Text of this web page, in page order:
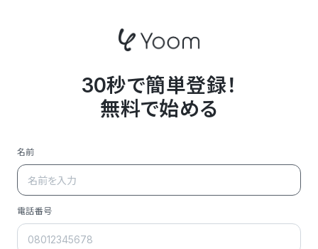
30秒で簡単登録！
無料で始める
名前
電話番号